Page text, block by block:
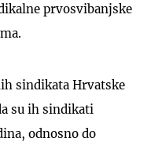
prvosvibanjske
sindikata Hrvatske
su ih sindikati
odnosno do